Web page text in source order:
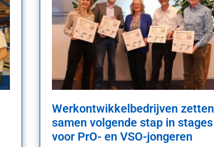
Werkontwikkelbedrijven zetten
samen volgende stap in stages
voor PrO- en VSO-jongeren